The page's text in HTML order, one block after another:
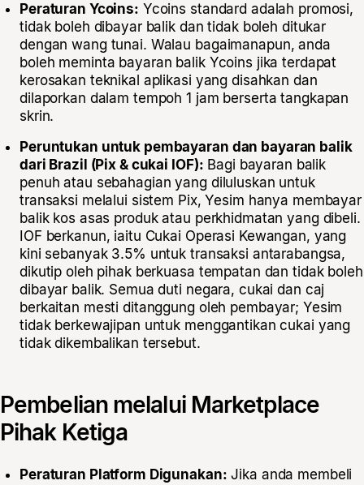
Peraturan Ycoins: Ycoins standard adalah promosi,
tidak boleh dibayar balik dan tidak boleh ditukar
dengan wang tunai. Walau bagaimanapun, anda
boleh meminta bayaran balik Ycoins jika terdapat
kerosakan teknikal aplikasi yang disahkan dan
dilaporkan dalam tempoh 1 jam berserta tangkapan
skrin.
Peruntukan untuk pembayaran dan bayaran balik
dari Brazil (Pix & cukai IOF): Bagi bayaran balik
penuh atau sebahagian yang diluluskan untuk
transaksi melalui sistem Pix, Yesim hanya membayar
balik kos asas produk atau perkhidmatan yang dibeli.
IOF berkanun, iaitu Cukai Operasi Kewangan, yang
kini sebanyak 3.5% untuk transaksi antarabangsa,
dikutip oleh pihak berkuasa tempatan dan tidak boleh
dibayar balik. Semua duti negara, cukai dan caj
berkaitan mesti ditanggung oleh pembayar; Yesim
tidak berkewajipan untuk menggantikan cukai yang
tidak dikembalikan tersebut.
Pembelian melalui Marketplace
Pihak Ketiga
Peraturan Platform Digunakan: Jika anda membeli